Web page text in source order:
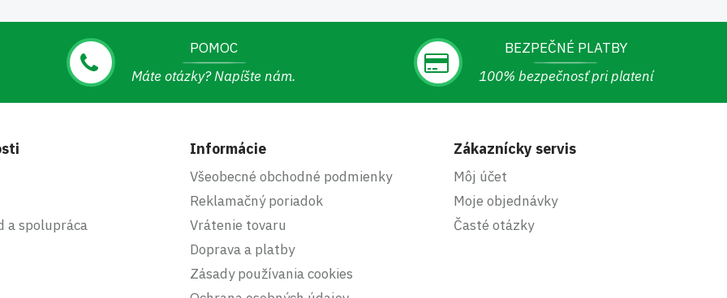
POMOC
Máte otázky? Napíšte nám.
BEZPEČNÉ PLATBY
100% bezpečnosť pri platení
a spolupráca
Informácie
Všeobecné obchodné podmienky
Reklamačný poriadok
Vrátenie tovaru
Doprava a platby
Zásady používania cookies
Zákaznícky servis
Môj účet
Moje objednávky
Časté otázky